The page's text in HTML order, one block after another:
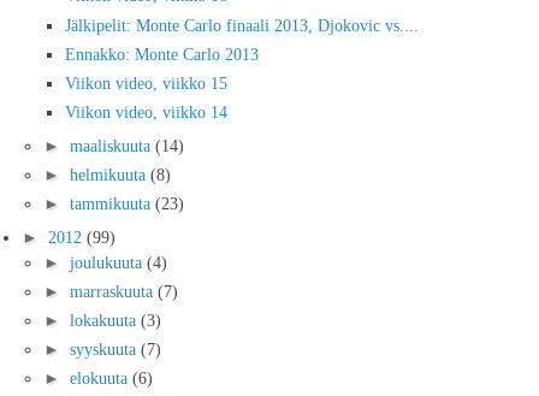
Jälkipelit: Monte Carlo finaali 2013, Djokovic vs....
Ennakko: Monte Carlo 2013
Viikon video, viikko 15
Viikon video, viikko 14
► maaliskuuta (14)
► helmikuuta (8)
► tammikuuta (23)
► 2012 (99)
► joulukuuta (4)
► marraskuuta (7)
► lokakuuta (3)
► syyskuuta (7)
► elokuuta (6)